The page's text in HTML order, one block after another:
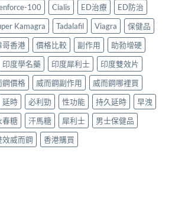
100 Cialis ED治療
ED防治
Kamagra Tadalafil Viagra
保健品
哥香港 價格比較 副作用
助勃增硬
印度學名藥 印度犀利士
印度雙效片
鋼價格 威而鋼副作用
威而鋼哪裡買
延時 必利勁 性功能 持久延時
早洩
春糖 汗馬糖 犀利士
男士保健品
效威而鋼 香港購買